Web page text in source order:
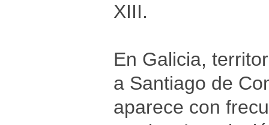
XIII.
En Galicia,
a Santiago de
aparece con